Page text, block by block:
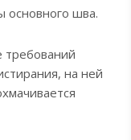
основного шва.
на ней